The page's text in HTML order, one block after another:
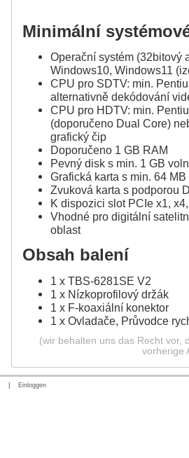
Minimální
Operační systém (32bitový
Windows10, Windows11
CPU pro SDTV: min.
alternativně dekódování
CPU pro HDTV: min.
(doporučeno Dual Core)
grafický čip
Doporučeno 1 GB RAM
Pevný disk s min. 1 GB
Grafická karta s min. 64
Zvuková karta s podporou
K dispozici slot PCIe x1,
Vhodné pro digitální
oblast
Obsah balení
1 x TBS-6281SE V2
1 x Nízkoprofilový držák
1 x F-koaxiální konektor
1 x Ovladače, Průvodce
(wir behalten uns das Recht vor,
vorherige
Einloggen